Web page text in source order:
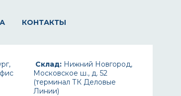
КОНТАКТЫ
Склад: Нижний Новгород,
Московское ш., д. 52
(терминал ТК Деловые
Линии)